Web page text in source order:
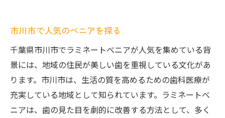
市川市で人気のべニアを探る
千葉県市川市でラミネートべニアが人気を集めている背
景には、地域の住民が美しい歯を重視している文化があ
ります。市川市は、生活の質を高めるための歯科医療が
充実している地域として知られています。ラミネートべ
ニアは、歯の見た目を劇的に改善する方法として、多く